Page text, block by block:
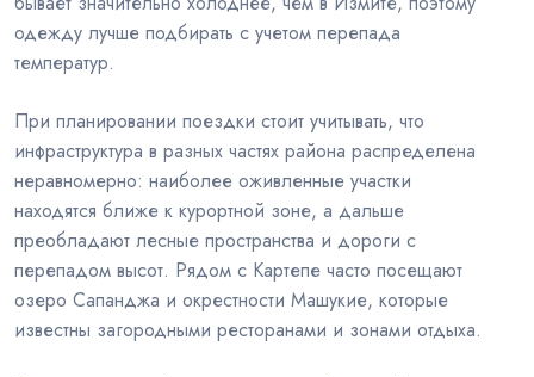
одежду лучше подбирать с учетом перепада
температур.
При планировании поездки стоит учитывать, что
инфраструктура в разных частях района распределена
неравномерно: наиболее оживленные участки
находятся ближе к курортной зоне, а дальше
преобладают лесные пространства и дороги с
перепадом высот. Рядом с Картепе часто посещают
озеро Сапанджа и окрестности Машукие, которые
известны загородными ресторанами и зонами отдыха.